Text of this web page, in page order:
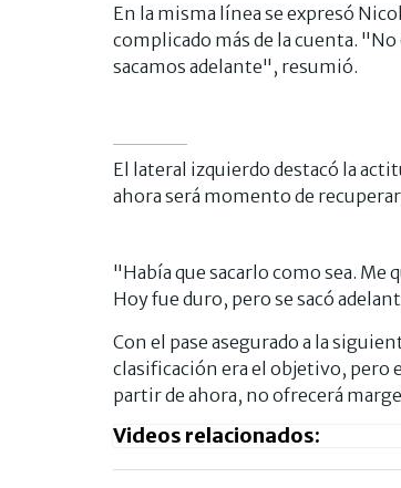
En la misma línea se expresó
complicado más de la cuenta.
sacamos adelante", resumió.
El lateral izquierdo destacó la
ahora será momento de
"Había que sacarlo como sea.
Hoy fue duro, pero se sacó
Con el pase asegurado a la
clasificación era el objetivo, pero
partir de ahora, no ofrecerá
Videos relacionados: